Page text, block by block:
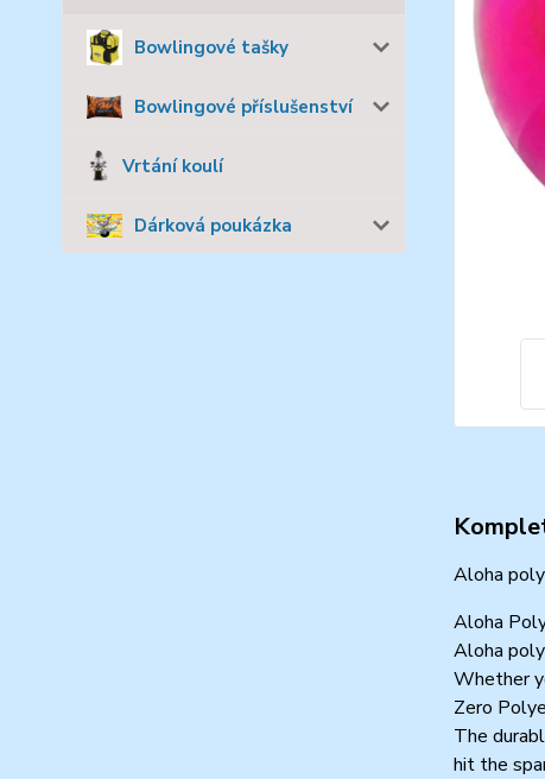
Bowlingové tašky
Bowlingové příslušenství
Vrtání koulí
Dárková poukázka
Aloha
Aloha
Aloha
Whether
Zero
The
hit the